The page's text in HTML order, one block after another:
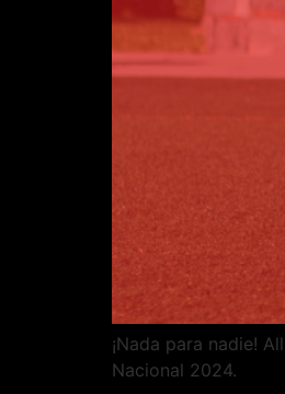
¡Nada para nadie!
Nacional 2024.